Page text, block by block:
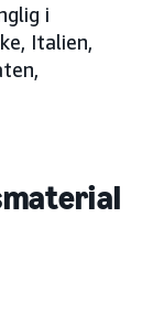
i
Italien,